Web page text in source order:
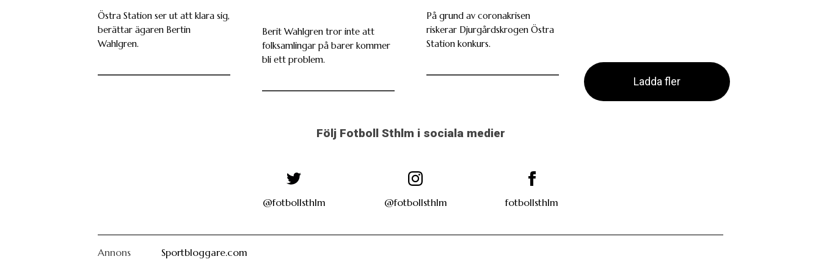
Östra Station ser ut att klara sig,
berättar ägaren Bertin
Wahlgren.
Berit Wahlgren tror inte att
folksamlingar på barer kommer
bli ett problem.
På grund av coronakrisen
riskerar Djurgårdskrogen Östra
Station konkurs.
Ladda fler
Följ Fotboll Sthlm i sociala medier
@fotbollsthlm @fotbollsthlm fotbollsthlm
Annons Sportbloggare.com